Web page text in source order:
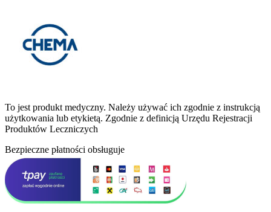
To jest produkt medyczny. Należy używać ich zgodnie z instrukcją
użytkowania lub etykietą. Zgodnie z definicją Urzędu Rejestracji
Produktów Leczniczych
Bezpieczne płatności obsługuje